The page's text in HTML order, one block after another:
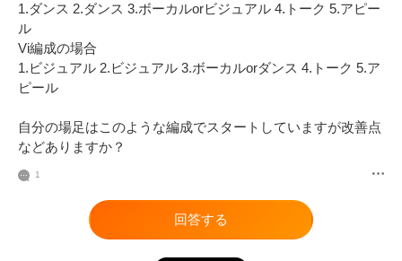
1.ダンス 2.ダンス 3.ボーカルorビジュアル 4.トーク 5.アピー
ル
Vi編成の場合
1.ビジュアル 2.ビジュアル 3.ボーカルorダンス 4.トーク 5.ア
ピール
自分の場足はこのような編成でスタートしていますが改善点
などありますか？
1
回答する